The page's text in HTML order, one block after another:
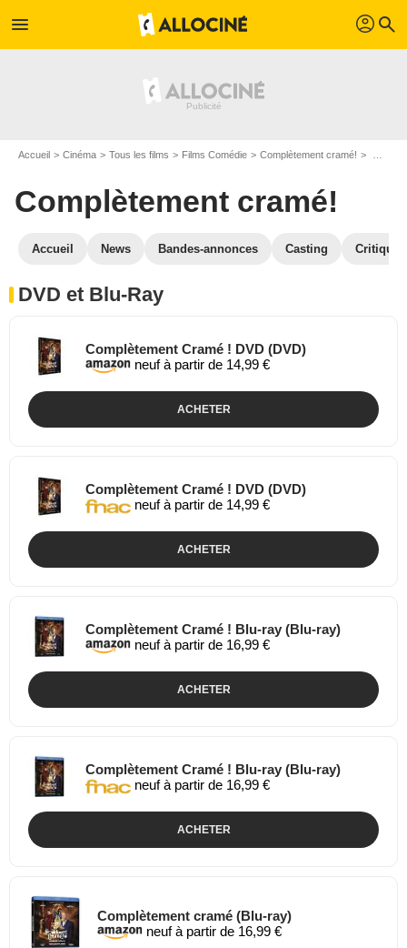
menu profil search
Accueil Cinéma Tous les films Films Comédie Complètement cramé!
Complètement cramé!
Accueil News Bandes-annonces Casting
DVD et Blu-Ray
Complètement Cramé ! DVD (DVD)
neuf à partir de 14,99 €
ACHETER
Complètement Cramé ! DVD (DVD)
neuf à partir de 14,99 €
ACHETER
Complètement Cramé ! Blu-ray (Blu-ray)
neuf à partir de 16,99 €
ACHETER
Complètement Cramé ! Blu-ray (Blu-ray)
neuf à partir de 16,99 €
ACHETER
Complètement cramé (Blu-ray)
neuf à partir de 16,99 €